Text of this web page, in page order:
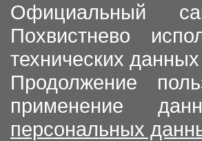
Официальный
Похвистнево
технических
Продолжение
применение
персональных